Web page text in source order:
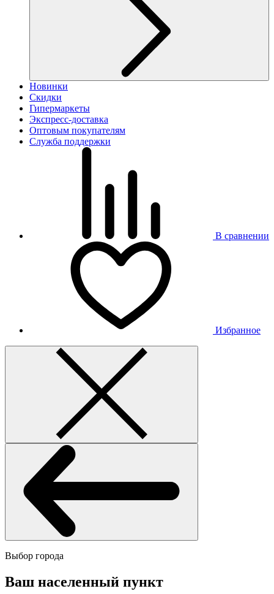
Новинки
Скидки
Гипермаркеты
Экспресс-доставка
Оптовым покупателям
Служба поддержки
В сравнении
Избранное
Выбор города
Ваш населенный пункт